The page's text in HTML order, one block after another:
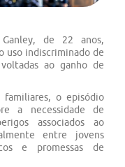
de 22 anos,
uso indiscriminado de
ao ganho de
o episódio
a necessidade de
associados ao
entre jovens
e promessas de